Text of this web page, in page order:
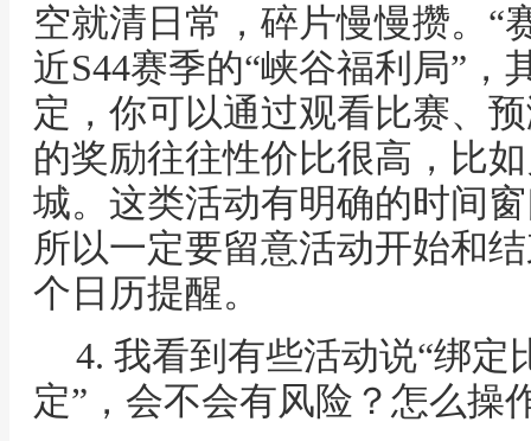
空就清日常，碎片慢慢攒。“
近S44赛季的“峡谷福利局”，
定，你可以通过观看比赛、
的奖励往往性价比很高，比
城。这类活动有明确的时间
所以一定要留意活动开始和
个日历提醒。
4. 我看到有些活动说“绑定
定”，会不会有风险？怎么操